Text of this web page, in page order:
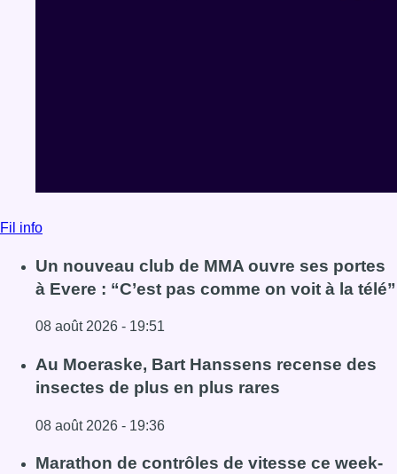
Fil info
Un nouveau club de MMA ouvre ses portes
à Evere : “C’est pas comme on voit à la télé”
08 août 2026 - 19:51
Lire l'article Un nouveau club de MMA ouvre ses portes à
Au Moeraske, Bart Hanssens recense des
insectes de plus en plus rares
08 août 2026 - 19:36
Lire l'article Au Moeraske, Bart Hanssens recense des
Marathon de contrôles de vitesse ce week-